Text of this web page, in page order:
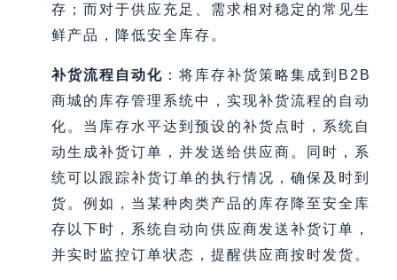
存；而对于供应充足、需求相对稳定的常见生
鲜产品，降低安全库存。
补货流程自动化 ：将库存补货策略集成到B2B
商城的库存管理系统中，实现补货流程的自动
化。当库存水平达到预设的补货点时，系统自
动生成补货订单，并发送给供应商。同时，系
统可以跟踪补货订单的执行情况，确保及时到
货。例如，当某种肉类产品的库存降至安全库
存以下时，系统自动向供应商发送补货订单，
并实时监控订单状态，提醒供应商按时发货。